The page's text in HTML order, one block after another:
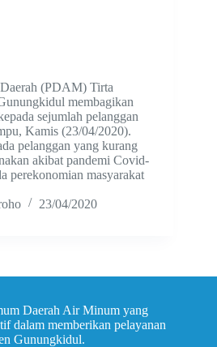
(PDAM) Tirta
membagikan
sejumlah pelanggan
Kamis (23/04/2020).
pelanggan yang kurang
akibat pandemi Covid-
perekonomian masyarakat
23/04/2020
Daerah Air Minum yang
dalam memberikan pelayanan
Gunungkidul.